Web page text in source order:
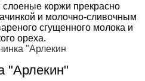
коржи прекрасно
и молочно-сливочным
сгущенного молока и
ореха.
"Арлекин"